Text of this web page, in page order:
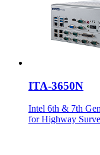
ITA-3650N
Intel 6th & 7th
for Highway